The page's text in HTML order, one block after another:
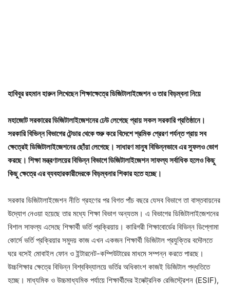
হাবিবুর রহমান হারুন লিখেছেন শিক্ষাক্ষেত্রে ডিজিটালাইজেশন ও তার বিড়ম্বনা নিয়ে
মহাজোট সরকারের ডিজিটালাইজেশনের ঢেউ লেগেছে প্রায় সকল সরকারি প্রতিষ্ঠানে।
সরকারি বিভিন্ন বিভাগের টেন্ডার থেকে শুরু করে বিদেশে শ্রমিক প্রেরণ পর্যন্ত প্রায় সব
ক্ষেত্রেই ডিজিটালাইজেশনের ছোঁয়া লেগেছে। সাধারণ মানুষ বিভিন্নভাবে এর সুফলও ভোগ
করছে। শিক্ষা মন্ত্রণালয়ের বিভিন্ন বিভাগে ডিজিটালাইজেশন সাফল্য সর্বাধিক হলেও কিছু
কিছু ক্ষেত্রে এর ব্যবহারকারীদেরকে বিড়ম্বনার শিকার হতে হচ্ছে।
সরকার ডিজিটালাইজেশন নীতি গ্রহণের পর বিগত পাঁচ বছরে যেসব বিভাগে তা বাস্তবায়নের
উদ্যোগ নেওয়া হয়েছে তার মধ্যে শিক্ষা বিভাগ অন্যতম। এ বিভাগের ডিজিটালাইজেশনের
বিশাল সাফল্য এসেছে শিক্ষার্থী ভর্তি প্রক্রিয়ায়। কারিগরী শিক্ষাবোর্ডের বিভিন্ন ডিপ্লোমা
কোর্সে ভর্তি প্রক্রিয়ার সমুদয় কাজ এখন একজন শিক্ষার্থী ডিজিটাল প্রযুক্তির বদৌলতে
ঘরে বসেই মোবাইল ফোন ও ইন্টারনেট-কম্পিউটারের মাধমে সম্পন্ন করতে পারছে।
উচ্চশিক্ষার ক্ষেত্রে বিভিন্ন বিশ্ববিদ্যালয়ে ভর্তির অধিকাংশ কাজই ডিজিটাল পদ্ধতিতে
হচ্ছে। মাধ্যমিক ও উচ্চমাধ্যমিক পর্যায়ে শিক্ষার্থীদের ইলেক্ট্রনিক রেজিস্ট্রেশন (ESIF),